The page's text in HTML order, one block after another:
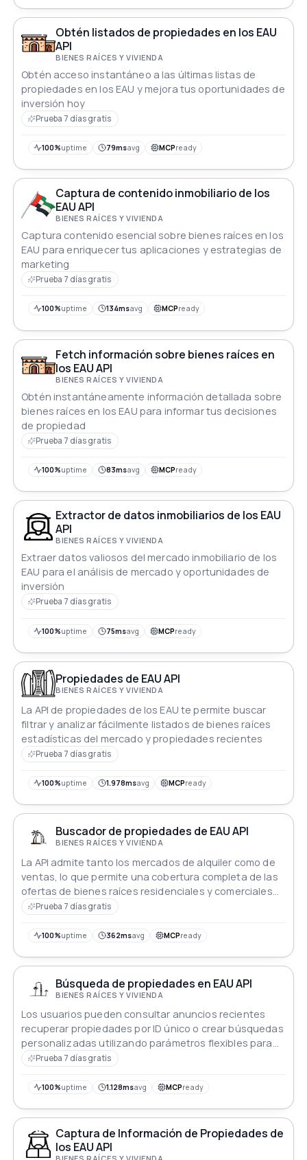
Obtén listados de propiedades en los EAU
API
BIENES RAÍCES Y VIVIENDA
Obtén acceso instantáneo a las últimas listas de
propiedades en los EAU y mejora tus oportunidades de
inversión hoy
Prueba 7 días gratis
100%uptime 79msavg MCPready
Captura de contenido inmobiliario de los
EAU API
BIENES RAÍCES Y VIVIENDA
Captura contenido esencial sobre bienes raíces en los
EAU para enriquecer tus aplicaciones y estrategias de
marketing
Prueba 7 días gratis
100%uptime 134msavg MCPready
Fetch información sobre bienes raíces en
los EAU API
BIENES RAÍCES Y VIVIENDA
Obtén instantáneamente información detallada sobre
bienes raíces en los EAU para informar tus decisiones
de propiedad
Prueba 7 días gratis
100%uptime 83msavg MCPready
Extractor de datos inmobiliarios de los EAU
API
BIENES RAÍCES Y VIVIENDA
Extraer datos valiosos del mercado inmobiliario de los
EAU para el análisis de mercado y oportunidades de
inversión
Prueba 7 días gratis
100%uptime 75msavg MCPready
Propiedades de EAU API
BIENES RAÍCES Y VIVIENDA
La API de propiedades de los EAU te permite buscar
filtrar y analizar fácilmente listados de bienes raíces
estadísticas del mercado y propiedades recientes
Prueba 7 días gratis
100%uptime 1.978msavg MCPready
Buscador de propiedades de EAU API
BIENES RAÍCES Y VIVIENDA
La API admite tanto los mercados de alquiler como de
ventas, lo que permite una cobertura completa de las
ofertas de bienes raíces residenciales y comerciales
en diversas ubicaciones de los EAU
Prueba 7 días gratis
100%uptime 362msavg MCPready
Búsqueda de propiedades en EAU API
BIENES RAÍCES Y VIVIENDA
Los usuarios pueden consultar anuncios recientes
recuperar propiedades por ID único o crear búsquedas
personalizadas utilizando parámetros flexibles para
web móvil y empresarial
Prueba 7 días gratis
100%uptime 1.128msavg MCPready
Captura de Información de Propiedades de
los EAU API